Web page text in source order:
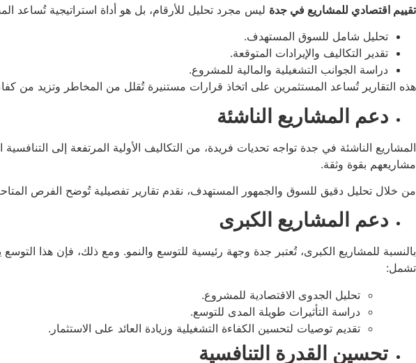
تقييم اقتصادي للمشاريع في جدة ليس مجرد تحليل للأرقام، بل هو أداة استراتيجية
تحليل شامل للسوق المستهدف.
تقدير التكاليف والإيرادات المتوقعة.
دراسة الجوانب التشغيلية والمالية للمشروع.
هذه التقارير تُساعد المستثمرين على اتخاذ قرارات مستنيرة تُقلل من المخاطر وتزيد من
دعم المشاريع الناشئة
المشاريع الناشئة في جدة تواجه تحديات فريدة، من التكاليف الأولية المرتفعة إلى
مشاريعهم بقوة وثقة.
من خلال تحليل دقيق للسوق والجمهور المستهدف، نقدم تقارير تفصيلية تُوضح الفرص
دعم المشاريع الكبرى
بالنسبة للمشاريع الكبرى، تُعتبر جدة وجهة رئيسية للتوسع والنمو. ومع ذلك، فإن هذا
تشمل:
تحليل الجدوى الاقتصادية للمشروع.
دراسة التأثيرات طويلة المدى للتوسع.
تقديم توصيات لتحسين الكفاءة التشغيلية وزيادة العائد على الاستثمار.
تحسين القدرة التنافسية